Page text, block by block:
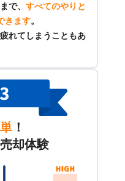
で、 すべてのやりと
きます。
れてしまうこともあ
！
却体験